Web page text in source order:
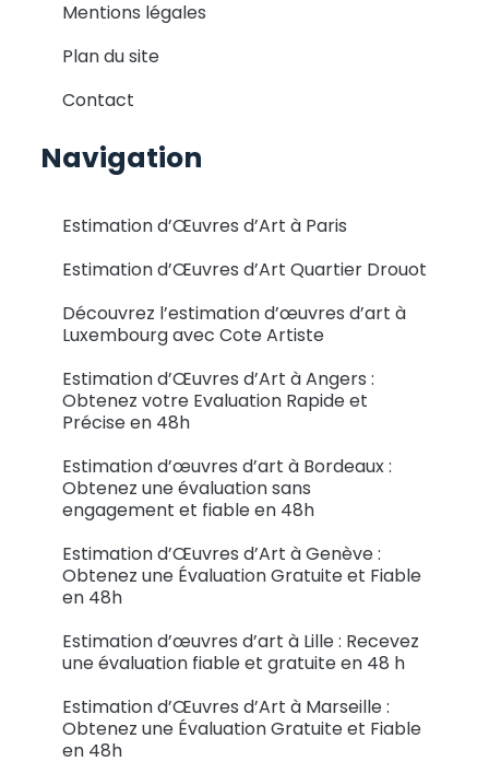
Mentions légales
Plan du site
Contact
Navigation
Estimation d’Œuvres d’Art à Paris
Estimation d’Œuvres d’Art Quartier Drouot
Découvrez l’estimation d’œuvres d’art à
Luxembourg avec Cote Artiste
Estimation d’Œuvres d’Art à Angers :
Obtenez votre Evaluation Rapide et
Précise en 48h
Estimation d’œuvres d’art à Bordeaux :
Obtenez une évaluation sans
engagement et fiable en 48h
Estimation d’Œuvres d’Art à Genève :
Obtenez une Évaluation Gratuite et Fiable
en 48h
Estimation d’œuvres d’art à Lille : Recevez
une évaluation fiable et gratuite en 48 h
Estimation d’Œuvres d’Art à Marseille :
Obtenez une Évaluation Gratuite et Fiable
en 48h